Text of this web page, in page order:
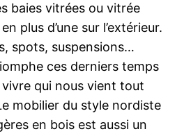
baies vitrées ou vitrée
plus d’une sur l’extérieur.
spots, suspensions…
ces derniers temps
vivre qui nous vient tout
mobilier du style nordiste
en bois est aussi un